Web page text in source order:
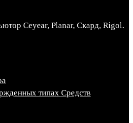
Ceyear, Planar, Скард, Rigol.
типах Средств